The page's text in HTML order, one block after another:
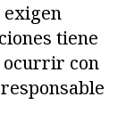
exigen
tiene
ocurrir con